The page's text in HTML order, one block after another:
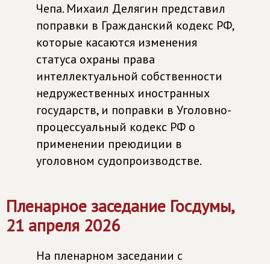
Чепа. Михаил Делягин представил
поправки в Гражданский кодекс РФ,
которые касаются изменения
статуса охраны права
интеллектуальной собственности
недружественных иностранных
государств, и поправки в Уголовно-
процессуальный кодекс РФ о
применении преюдиции в
уголовном судопроизводстве.
Пленарное заседание Госдумы,
21 апреля 2026
На пленарном заседании с